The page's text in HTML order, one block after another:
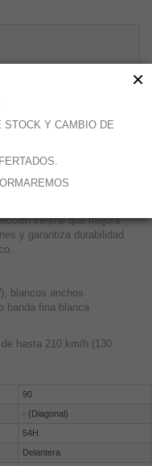
para Harley-Davidson
tres lonas de poliéster y
D402 cuentas
central que mejora
y garantiza durabilidad
blancos anchos
banda fina blanca
hasta 210 km/h (130
90
- (Diagonal)
54H
Delantera
STOCK Y CAMBIO DE
×